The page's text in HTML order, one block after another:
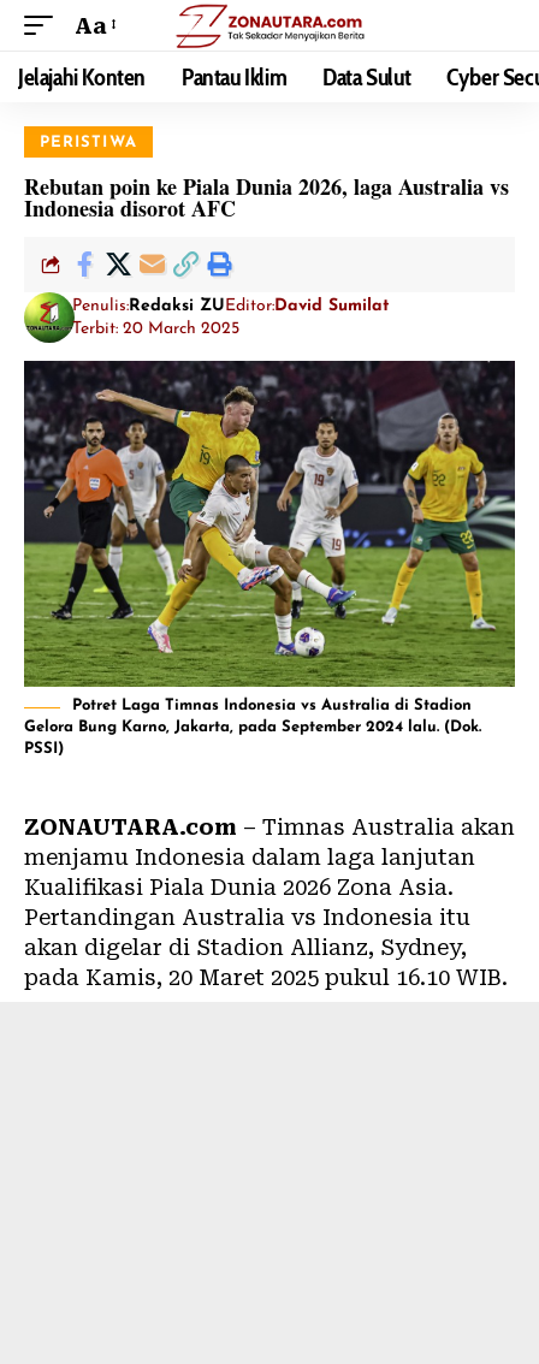
Aa
Jelajahi Konten Pantau Iklim Data Sulut Cyber
PERISTIWA
Rebutan poin ke Piala Dunia 2026, laga Australia vs
Indonesia disorot AFC
Penulis:Redaksi ZUEditor:David Sumilat
Terbit: 20 March 2025
Potret Laga Timnas Indonesia vs Australia di Stadion
Gelora Bung Karno, Jakarta, pada September 2024 lalu. (Dok.
PSSI)
ZONAUTARA.com – Timnas Australia akan
menjamu Indonesia dalam laga lanjutan
Kualifikasi Piala Dunia 2026 Zona Asia.
Pertandingan Australia vs Indonesia itu
akan digelar di Stadion Allianz, Sydney,
pada Kamis, 20 Maret 2025 pukul 16.10 WIB.